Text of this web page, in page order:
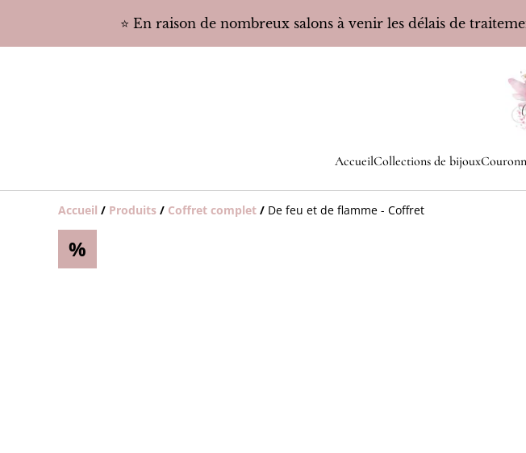
⭐️ En raison de nombreux salons à venir les délais de
AccueilCollections de bijoux
Accueil / Produits / Coffret complet / De feu et de flamme - Coffret
%